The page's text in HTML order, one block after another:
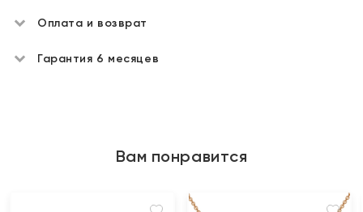
Оплата и возврат
Гарантия 6 месяцев
Вам понравится